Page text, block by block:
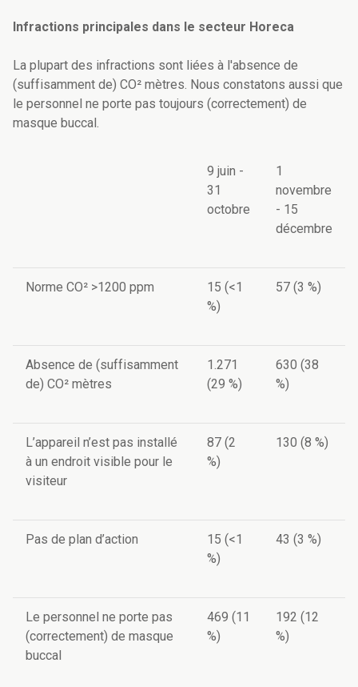
Infractions principales dans le secteur Horeca
La plupart des infractions sont liées à l'absence de
(suffisamment de) CO² mètres. Nous constatons aussi que
le personnel ne porte pas toujours (correctement) de
masque buccal.
9 juin -
31
octobre
1
novembre
- 15
décembre
Norme CO² >1200 ppm
15 (<1
%)
57 (3 %)
Absence de (suffisamment
de) CO² mètres
1.271
(29 %)
630 (38
%)
L’appareil n’est pas installé
à un endroit visible pour le
visiteur
87 (2
%)
130 (8 %)
Pas de plan d’action
15 (<1
%)
43 (3 %)
Le personnel ne porte pas
(correctement) de masque
buccal
469 (11
%)
192 (12
%)